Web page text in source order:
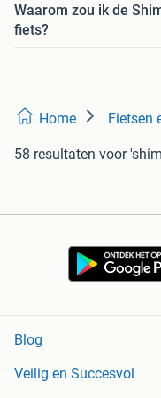
Waarom zou ik de
fiets?
Home Fietsen
58 resultaten voor
Blog
Veilig en Succesvol